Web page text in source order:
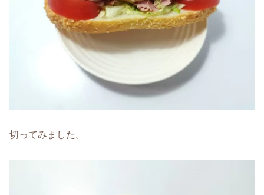
切ってみました。